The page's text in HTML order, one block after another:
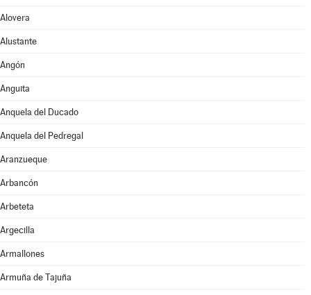
Alovera
Alustante
Angón
Anguita
Anquela del Ducado
Anquela del Pedregal
Aranzueque
Arbancón
Arbeteta
Argecilla
Armallones
Armuña de Tajuña